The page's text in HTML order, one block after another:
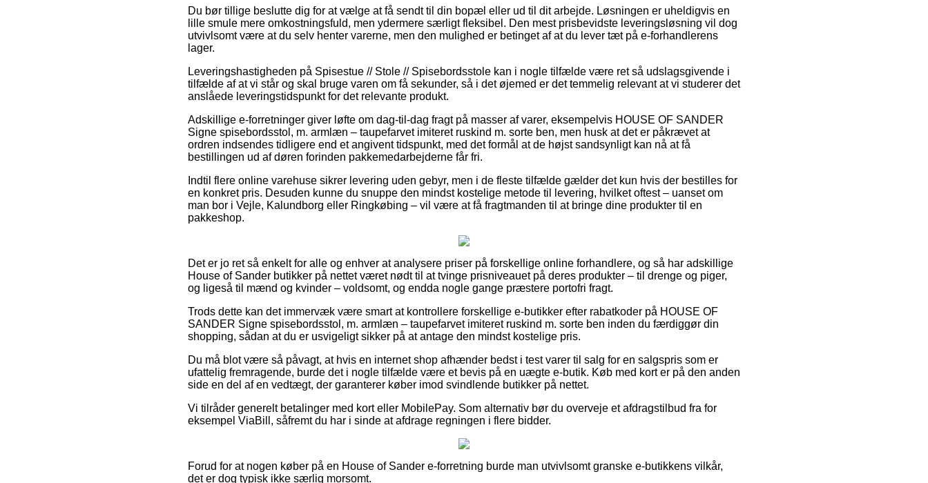
Du bør tillige beslutte dig for at vælge at få sendt til din bopæl eller ud til dit arbejde. Løsningen er uheldigvis en
lille smule mere omkostningsfuld, men ydermere særligt fleksibel. Den mest prisbevidste leveringsløsning vil dog
utvivlsomt være at du selv henter varerne, men den mulighed er betinget af at du lever tæt på e-forhandlerens
lager.
Leveringshastigheden på Spisestue // Stole // Spisebordsstole kan i nogle tilfælde være ret så udslagsgivende i
tilfælde af at vi står og skal bruge varen om få sekunder, så i det øjemed er det temmelig relevant at vi studerer det
anslåede leveringstidspunkt for det relevante produkt.
Adskillige e-forretninger giver løfte om dag-til-dag fragt på masser af varer, eksempelvis HOUSE OF SANDER
Signe spisebordsstol, m. armlæn – taupefarvet imiteret ruskind m. sorte ben, men husk at det er påkrævet at
ordren indsendes tidligere end et angivent tidspunkt, med det formål at de højst sandsynligt kan nå at få
bestillingen ud af døren forinden pakkemedarbejderne får fri.
Indtil flere online varehuse sikrer levering uden gebyr, men i de fleste tilfælde gælder det kun hvis der bestilles for
en konkret pris. Desuden kunne du snuppe den mindst kostelige metode til levering, hvilket oftest – uanset om
man bor i Vejle, Kalundborg eller Ringkøbing – vil være at få fragtmanden til at bringe dine produkter til en
pakkeshop.
Det er jo ret så enkelt for alle og enhver at analysere priser på forskellige online forhandlere, og så har adskillige
House of Sander butikker på nettet været nødt til at tvinge prisniveauet på deres produkter – til drenge og piger,
og ligeså til mænd og kvinder – voldsomt, og endda nogle gange præstere portofri fragt.
Trods dette kan det immervæk være smart at kontrollere forskellige e-butikker efter rabatkoder på HOUSE OF
SANDER Signe spisebordsstol, m. armlæn – taupefarvet imiteret ruskind m. sorte ben inden du færdiggør din
shopping, sådan at du er usvigeligt sikker på at antage den mindst kostelige pris.
Du må blot være så påvagt, at hvis en internet shop afhænder bedst i test varer til salg for en salgspris som er
ufattelig fremragende, burde det i nogle tilfælde være et bevis på en uægte e-butik. Køb med kort er på den anden
side en del af en vedtægt, der garanterer køber imod svindlende butikker på nettet.
Vi tilråder generelt betalinger med kort eller MobilePay. Som alternativ bør du overveje et afdragstilbud fra for
eksempel ViaBill, såfremt du har i sinde at afdrage regningen i flere bidder.
Forud for at nogen køber på en House of Sander e-forretning burde man utvivlsomt granske e-butikkens vilkår,
det er dog typisk ikke særlig morsomt.